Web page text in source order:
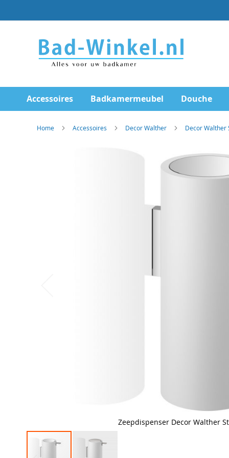
direct
naar
inhoud
Accessoires Badkamermeubel Douche
Home Accessoires Decor Walther Decor Walther
Zeepdispenser Decor Walther